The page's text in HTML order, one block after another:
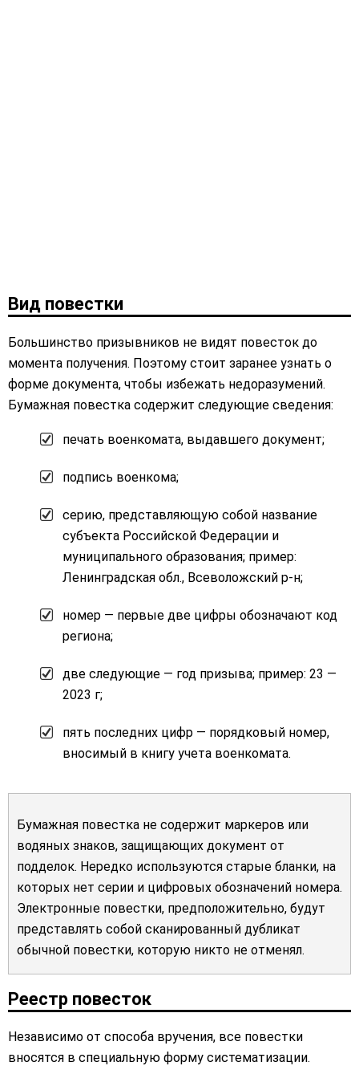
Вид повестки
Большинство призывников не видят повесток до
момента получения. Поэтому стоит заранее узнать о
форме документа, чтобы избежать недоразумений.
Бумажная повестка содержит следующие сведения:
печать военкомата, выдавшего документ;
подпись военкома;
серию, представляющую собой название
субъекта Российской Федерации и
муниципального образования; пример:
Ленинградская обл., Всеволожский р-н;
номер — первые две цифры обозначают код
региона;
две следующие — год призыва; пример: 23 —
2023 г;
пять последних цифр — порядковый номер,
вносимый в книгу учета военкомата.
Бумажная повестка не содержит маркеров или
водяных знаков, защищающих документ от
подделок. Нередко используются старые бланки, на
которых нет серии и цифровых обозначений номера.
Электронные повестки, предположительно, будут
представлять собой сканированный дубликат
обычной повестки, которую никто не отменял.
Реестр повесток
Независимо от способа вручения, все повестки
вносятся в специальную форму систематизации.